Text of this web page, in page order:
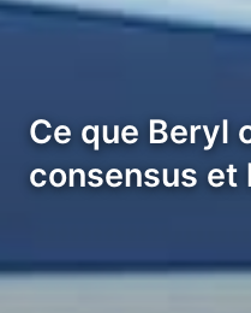
Ce que Beryl
consensus